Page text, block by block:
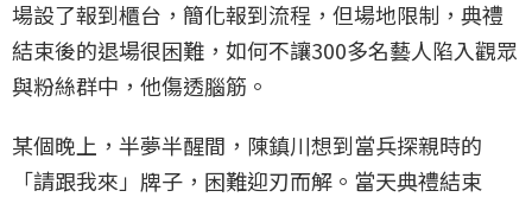
場設了報到櫃台，簡化報到流程，但場地限制，典禮
結束後的退場很困難，如何不讓300多名藝人陷入觀眾
與粉絲群中，他傷透腦筋。
某個晚上，半夢半醒間，陳鎮川想到當兵探親時的
「請跟我來」牌子，困難迎刃而解。當天典禮結束